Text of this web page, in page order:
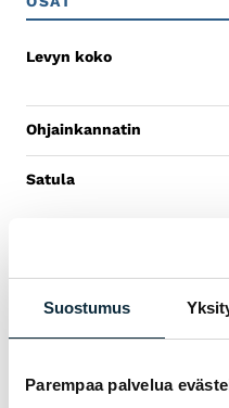
Suostumus
Parempaa palvelua
Levyn koko
Ohjainkannatin
Satula
Jarrulevy
Jarru